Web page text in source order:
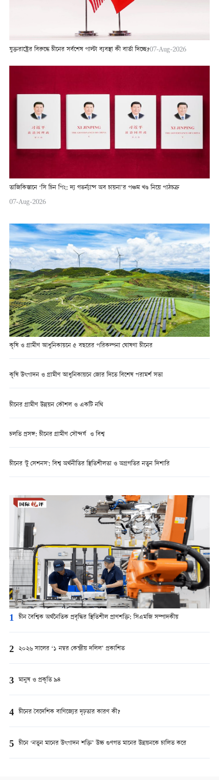
যুক্তরাষ্ট্রের বিরুদ্ধে চীনের সর্বশেষ পাল্টা ব্যবস্থা কী বার্তা দিচ্ছে?07-Aug-2026
তাজিকিস্তানে ‘সি চিন পিং: দ্য গভর্ন্যান্স অব চায়না’র পঞ্চম খণ্ড নিয়ে পাঠচক্র
07-Aug-2026
কৃষি ও গ্রামীণ আধুনিকায়নে ৫ বছরের পরিকল্পনা ঘোষণা চীনের
কৃষি উৎপাদন ও গ্রামীণ আধুনিকায়নে জোর দিতে বিশেষ পরামর্শ সভা
চীনের গ্রামীণ উন্নয়ন কৌশল ও একটি নথি
চলতি প্রসঙ্গ: চীনের গ্রামীণ সৌন্দর্য ও বিশ্ব
চীনের 'টু সেশনস': বিশ্ব অর্থনীতির স্থিতিশীলতা ও অগ্রগতির নতুন দিশারি
1 চীন বৈশ্বিক অর্থনৈতিক প্রবৃদ্ধির স্থিতিশীল প্রাণশক্তি: সিএমজি সম্পাদকীয়
2 ২০২৬ সালের ‘১ নম্বর কেন্দ্রীয় দলিল’ প্রকাশিত
3 মানুষ ও প্রকৃতি ৯৪
4 চীনের বৈদেশিক বাণিজ্যের দৃঢ়তার কারণ কী?
5 চীনে ‘নতুন মানের উৎপাদন শক্তি’ উচ্চ গুণগত মানের উন্নয়নকে চালিত করে